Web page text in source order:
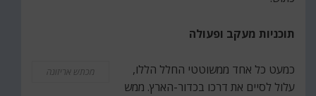
תוכניות מעקב ופעולה
מכתש אריזונה
כמעט כל אחד ממשוטטי החלל הללו,
עלול לסיים את דרכו בכדור-הארץ. ממש